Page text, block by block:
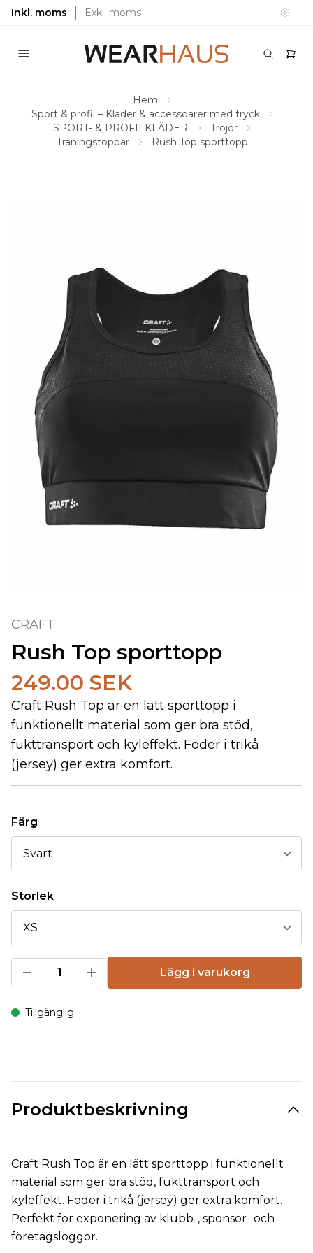
Inkl. moms Exkl. moms
Hem
Sport & profil – Kläder & accessoarer med tryck
SPORT- & PROFILKLÄDER
Tröjor
Träningstoppar
Rush Top sporttopp
CRAFT
Rush Top sporttopp
249.00 SEK
Craft Rush Top är en lätt sporttopp i
funktionellt material som ger bra stöd,
fukttransport och kyleffekt. Foder i trikå
(jersey) ger extra komfort.
Färg
Storlek
Lägg i varukorg
Tillgänglig
Produktbeskrivning
Craft Rush Top är en lätt sporttopp i funktionellt
material som ger bra stöd, fukttransport och
kyleffekt. Foder i trikå (jersey) ger extra komfort.
Perfekt för exponering av klubb-, sponsor- och
företagsloggor.